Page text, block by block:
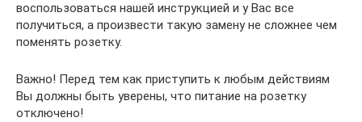
воспользоваться нашей инструкцией и у Вас все
получиться, а произвести такую замену не сложнее чем
поменять розетку.
Важно! Перед тем как приступить к любым действиям
Вы должны быть уверены, что питание на розетку
отключено!